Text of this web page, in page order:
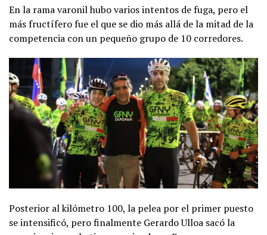
En la rama varonil hubo varios intentos de fuga, pero el
más fructífero fue el que se dio más allá de la mitad de la
competencia con un pequeño grupo de 10 corredores.
Posterior al kilómetro 100, la pelea por el primer puesto
se intensificó, pero finalmente Gerardo Ulloa sacó la